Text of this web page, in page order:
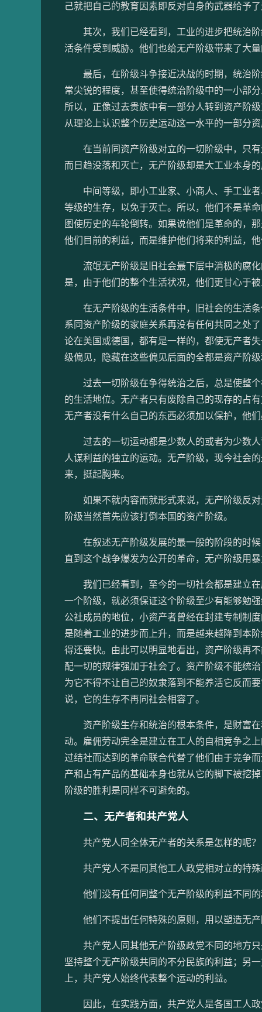
己就把自己的教育因素即反对自身的武器给予
其次，我们已经看到，工业的进步把统治阶
活条件受到威胁。他们也给无产阶级带来了大
最后，在阶级斗争接近决战的时期，统治阶
常尖锐的程度，甚至使得统治阶级中的一小部
所以，正像过去贵族中有一部分人转到资产阶
从理论上认识整个历史运动这一水平的一部分
在当前同资产阶级对立的一切阶级中，只有
而日趋没落和灭亡，无产阶级却是大工业本身
中间等级，即小工业家、小商人、手工业者
等级的生存，以免于灭亡。所以，他们不是革
图使历史的车轮倒转。如果说他们是革命的，
他们目前的利益，而是维护他们将来的利益，
流氓无产阶级是旧社会最下层中消极的腐化
是，由于他们的整个生活状况，他们更甘心于
在无产阶级的生活条件中，旧社会的生活条
系同资产阶级的家庭关系再没有任何共同之处
论在美国或德国，都有是一样的，都使无产者
级偏见，隐藏在这些偏见后面的全都是资产阶
过去一切阶级在争得统治之后，总是使整个
的生活地位。无产者只有废除自己的现存的占
无产者没有什么自己的东西必须加以保护，他
过去的一切运动都是少数人的或者为少数人
人谋利益的独立的运动。无产阶级，现今社会
来，挺起胸来。
如果不就内容而就形式来说，无产阶级反对
阶级当然首先应该打倒本国的资产阶级。
在叙述无产阶级发展的最一般的阶段的时候
直到这个战争爆发为公开的革命，无产阶级用
我们已经看到，至今的一切社会都是建立在
一个阶级，就必须保证这个阶级至少有能够勉
公社成员的地位，小资产者曾经在封建专制制
是随着工业的进步而上升，而是越来越降到本
得还要快。由此可以明显地看出，资产阶级再
配一切的规律强加于社会了。资产阶级不能统
为它不得不让自己的奴隶落到不能养活它反而
说，它的生存不再同社会相容了。
资产阶级生存和统治的根本条件，是财富在
动。雇佣劳动完全是建立在工人的自相竞争之
过结社而达到的革命联合代替了他们由于竞争
产和占有产品的基础本身也就从它的脚下被挖
阶级的胜利是同样不可避免的。
二、无产者和共产党人
共产党人同全体无产者的关系是怎样的呢？
共产党人不是同其他工人政党相对立的特殊
他们没有任何同整个无产阶级的利益不同的
他们不提出任何特殊的原则，用以塑造无产
共产党人同其他无产阶级政党不同的地方只
坚持整个无产阶级共同的不分民族的利益；另
上，共产党人始终代表整个运动的利益。
因此，在实践方面，共产党人是各国工人政